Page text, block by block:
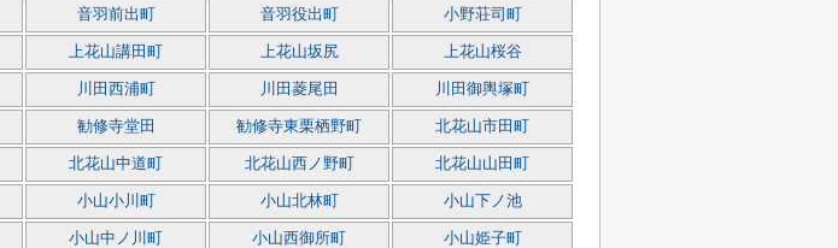
音羽前出町 音羽役出町 小野荘司町
上花山講田町 上花山坂尻 上花山桜谷
川田西浦町 川田菱尾田 川田御輿塚町
勧修寺堂田 勧修寺東栗栖野町 北花山市田町
北花山中道町 北花山西ノ野町 北花山山田町
小山小川町 小山北林町 小山下ノ池
小山中ノ川町 小山西御所町 小山姫子町